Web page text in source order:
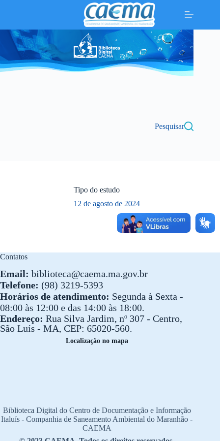
conteúdo
Pesquisar
Tipo do estudo
12 de agosto de 2024
Contatos
Email: biblioteca@caema.ma.gov.br
Telefone: (98) 3219-5393
Horários de atendimento: Segunda à Sexta -
08:00 às 12:00 e das 14:00 às 18:00.
Endereço: Rua Silva Jardim, nº 307 - Centro,
São Luís - MA, CEP: 65020-560.
Localização no mapa
Biblioteca Digital do Centro de Documentação e Informação
Italuís - Companhia de Saneamento Ambiental do Maranhão -
CAEMA